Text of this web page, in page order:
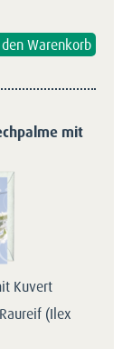
mit
Kuvert
(Ilex